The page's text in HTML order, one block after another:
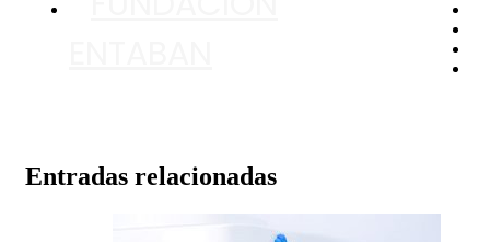
Entradas relacionadas